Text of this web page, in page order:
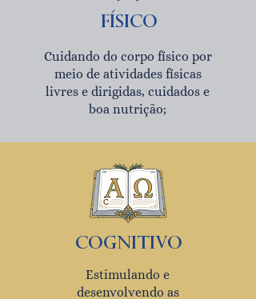
físico
Cuidando do corpo físico por
meio de atividades físicas
livres e dirigidas, cuidados e
boa nutrição;
cognitivo
Estimulando e
desenvolvendo as